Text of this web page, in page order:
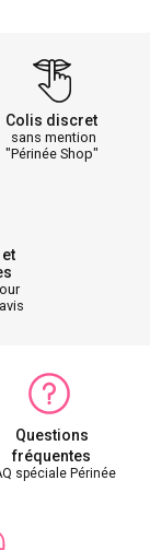
Colis discret
sans mention
"Périnée Shop"
Questions
fréquentes
spéciale Périnée